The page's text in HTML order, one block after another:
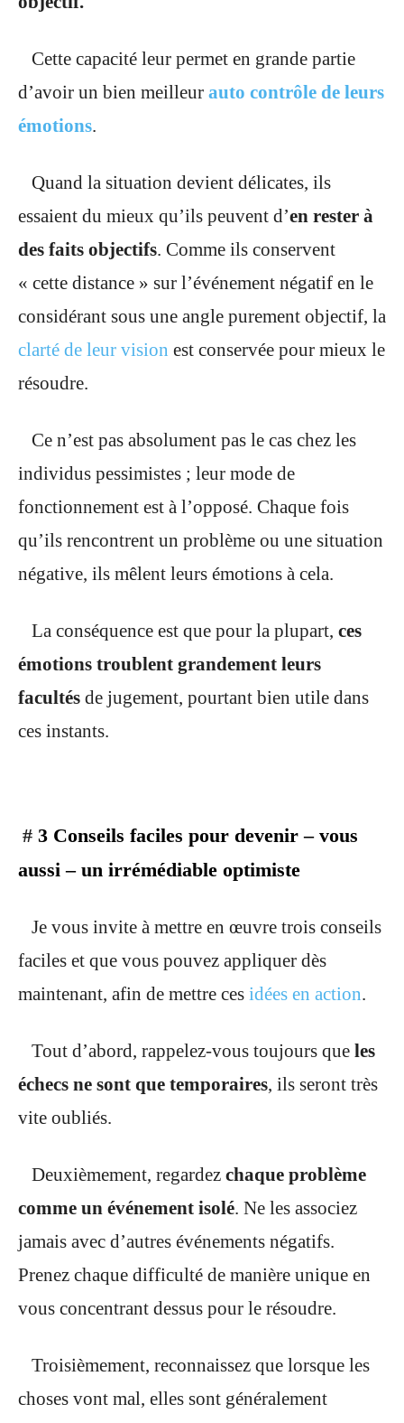
Cette capacité leur permet en grande partie
d’avoir un bien meilleur auto contrôle de leurs
émotions.
Quand la situation devient délicates, ils
essaient du mieux qu’ils peuvent d’en rester à
des faits objectifs. Comme ils conservent
« cette distance » sur l’événement négatif en le
considérant sous une angle purement objectif, la
clarté de leur vision est conservée pour mieux le
résoudre.
Ce n’est pas absolument pas le cas chez les
individus pessimistes ; leur mode de
fonctionnement est à l’opposé. Chaque fois
qu’ils rencontrent un problème ou une situation
négative, ils mêlent leurs émotions à cela.
La conséquence est que pour la plupart, ces
émotions troublent grandement leurs
facultés de jugement, pourtant bien utile dans
ces instants.
# 3 Conseils faciles pour devenir – vous
aussi – un irrémédiable optimiste
Je vous invite à mettre en œuvre trois conseils
faciles et que vous pouvez appliquer dès
maintenant, afin de mettre ces idées en action.
Tout d’abord, rappelez-vous toujours que les
échecs ne sont que temporaires, ils seront très
vite oubliés.
Deuxièmement, regardez chaque problème
comme un événement isolé. Ne les associez
jamais avec d’autres événements négatifs.
Prenez chaque difficulté de manière unique en
vous concentrant dessus pour le résoudre.
Troisièmement, reconnaissez que lorsque les
choses vont mal, elles sont généralement